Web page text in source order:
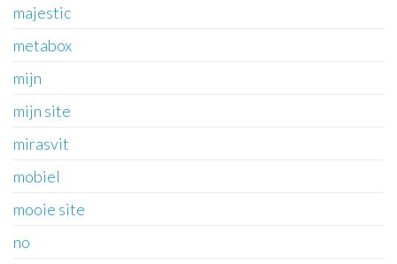
majestic
metabox
mijn
mijn site
mirasvit
mobiel
mooie site
no